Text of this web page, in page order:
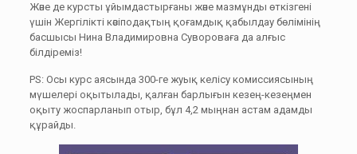
Және де курсты ұйымдастырғаны және мазмұнды өткізгені
үшін Жергілікті кәсіподақтың қоғамдық қабылдау бөлімінің
басшысы Нина Владимировна Сувороваға да алғыс
білдіреміз!
PS: Осы курс аясында 300-ге жуық келісу комиссиясының
мүшелері оқытылады, қалған барлығын кезең-кезеңмен
оқыту жоспарланып отыр, бұл 4,2 мыңнан астам адамды
құрайды.